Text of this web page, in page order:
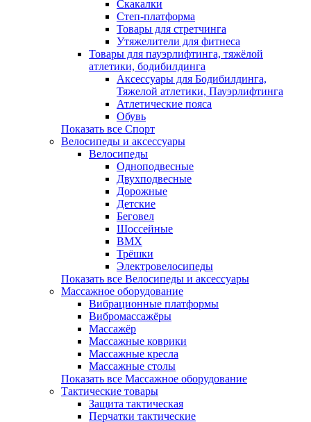
Скакалки
Степ-платформа
Товары для стретчинга
Утяжелители для фитнеса
Товары для пауэрлифтинга, тяжёлой
атлетики, бодибилдинга
Аксессуары для Бодибилдинга,
Тяжелой атлетики, Пауэрлифтинга
Атлетические пояса
Обувь
Показать все Спорт
Велосипеды и аксессуары
Велосипеды
Одноподвесные
Двухподвесные
Дорожные
Детские
Беговел
Шоссейные
BMX
Трёшки
Электровелосипеды
Показать все Велосипеды и аксессуары
Массажное оборудование
Вибрационные платформы
Вибромассажёры
Массажёр
Массажные коврики
Массажные кресла
Массажные столы
Показать все Массажное оборудование
Тактические товары
Защита тактическая
Перчатки тактические